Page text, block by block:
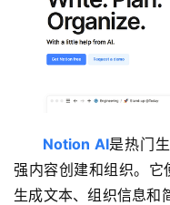
Notion AI是热门
强内容创建和组织。
生成文本、组织信息和